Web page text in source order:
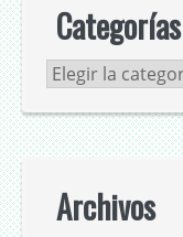
Categorías
Categorías
Archivos